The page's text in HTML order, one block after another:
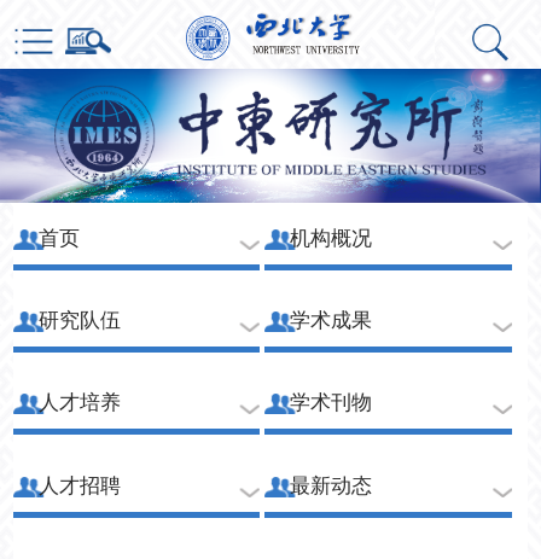
首页 机构概况
研究队伍 学术成果
人才培养 学术刊物
人才招聘 最新动态